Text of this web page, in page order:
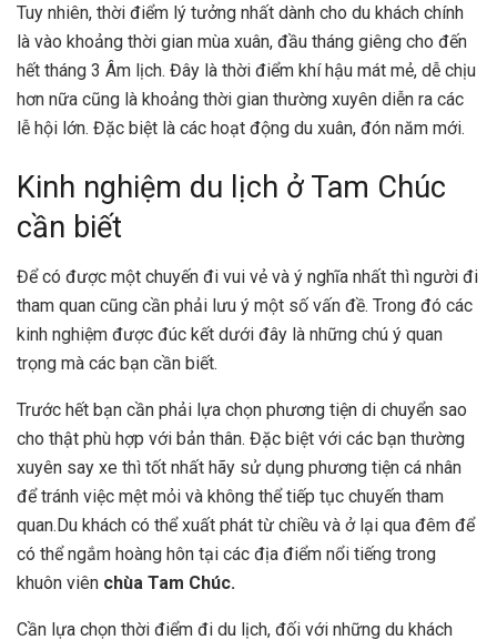
Tuy nhiên, thời điểm lý tưởng nhất dành cho du khách chính
là vào khoảng thời gian mùa xuân, đầu tháng giêng cho đến
hết tháng 3 Âm lịch. Đây là thời điểm khí hậu mát mẻ, dễ chịu
hơn nữa cũng là khoảng thời gian thường xuyên diễn ra các
lễ hội lớn. Đặc biệt là các hoạt động du xuân, đón năm mới.
Kinh nghiệm du lịch ở Tam Chúc
cần biết
Để có được một chuyến đi vui vẻ và ý nghĩa nhất thì người đi
tham quan cũng cần phải lưu ý một số vấn đề. Trong đó các
kinh nghiệm được đúc kết dưới đây là những chú ý quan
trọng mà các bạn cần biết.
Trước hết bạn cần phải lựa chọn phương tiện di chuyển sao
cho thật phù hợp với bản thân. Đặc biệt với các bạn thường
xuyên say xe thì tốt nhất hãy sử dụng phương tiện cá nhân
để tránh việc mệt mỏi và không thể tiếp tục chuyến tham
quan.Du khách có thể xuất phát từ chiều và ở lại qua đêm để
có thể ngắm hoàng hôn tại các địa điểm nổi tiếng trong
khuôn viên chùa Tam Chúc.
Cần lựa chọn thời điểm đi du lịch, đối với những du khách